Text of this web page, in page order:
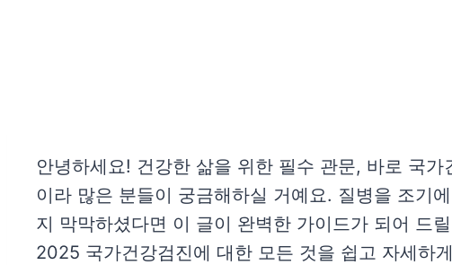
안녕하세요! 건강한 삶을 위한 필수 관문, 바로 국
이라 많은 분들이 궁금해하실 거예요. 질병을 조기
지 막막하셨다면 이 글이 완벽한 가이드가 되어 드
2025 국가건강검진에 대한 모든 것을 쉽고 자세하